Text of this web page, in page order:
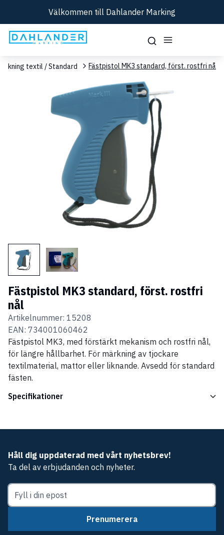
Välkommen till Dahlander Marking
textil / Standard Fästpistol MK3 standard, först. rostfri nål
Fästpistol MK3 standard, först. rostfri
nål
Artikelnummer: 15208
EAN: 734001060462
Fästpistol MK3, med förstärkt mekanism och rostfri nål,
för längre hållbarhet. För märkning av tjockare
textilmaterial, mattor eller liknande. Avsedd för standard
fästen.
Specifikationer
Håll dig uppdaterad med vårt nyhetsbrev!
Ta del av erbjudanden och nyheter.
Prenumerera